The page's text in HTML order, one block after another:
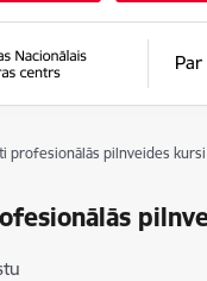
profesionālās pilnveides